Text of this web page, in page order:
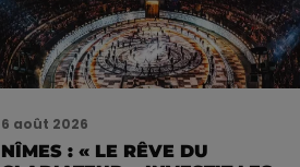
6 août 2026
NÎMES : « LE RÊVE DU